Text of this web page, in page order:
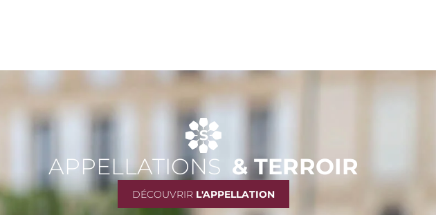
APPELLATIONS & TERROIR
DÉCOUVRIR L'APPELLATION